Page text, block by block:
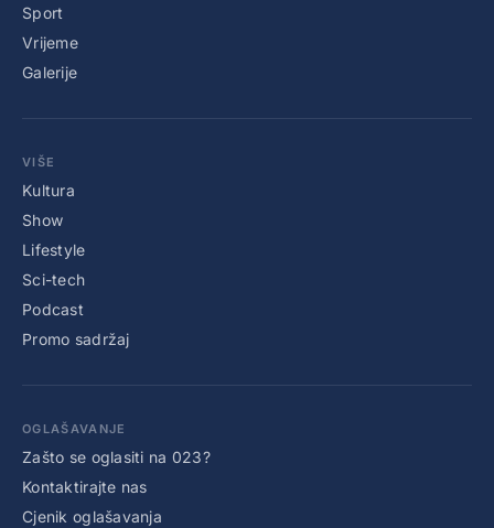
Sport
Vrijeme
Galerije
VIŠE
Kultura
Show
Lifestyle
Sci-tech
Podcast
Promo sadržaj
OGLAŠAVANJE
Zašto se oglasiti na 023?
Kontaktirajte nas
Cjenik oglašavanja